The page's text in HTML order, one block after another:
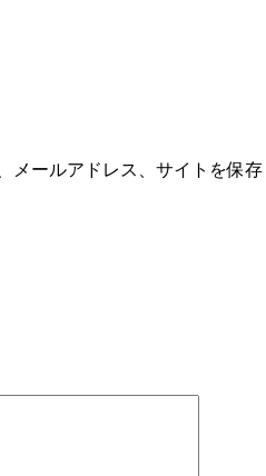
メールアドレス、サイトを保存